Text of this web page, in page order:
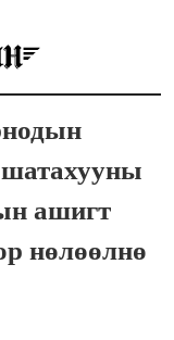
шатахууны
ашигт
нөлөөлнө